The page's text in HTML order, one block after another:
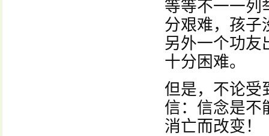
等等不一一列
分艰难，孩子
另外一个功友
十分困难。
但是，不论受
信：信念是不
消亡而改变！